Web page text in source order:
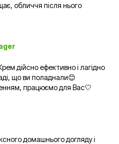
обличчя після нього
дійсно ефективно і лагідно
що ви поладнали😊
працюємо для Вас🤍
домашнього догляду і